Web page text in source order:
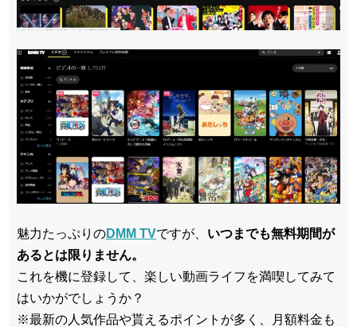
魅力たっぷりのDMM TVですが、 いつまでも無料期間が
あるとは限りません。
これを機に登録して、楽しい動画ライフを満喫してみて
はいかがでしょうか？
※最新の人気作品や貰えるポイントが多く、月額料金も